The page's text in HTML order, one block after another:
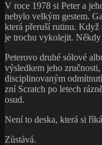
V roce 1978 si Peter a
nebylo velkým gestem.
která přeruší rutinu. Když
je trochu vykolejit. Někdy
Peterovo druhé sólové
výsledkem jeho
disciplinovaným
zní Scratch po letech
osud.
Není to deska, která si
Zůstává.